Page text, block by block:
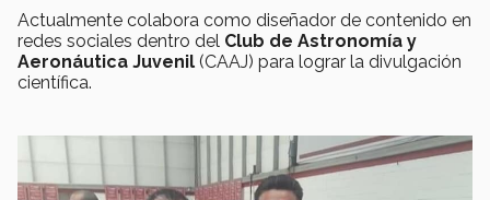
Actualmente colabora como diseñador de contenido en
redes sociales dentro del Club de Astronomía y
Aeronáutica Juvenil (CAAJ) para lograr la divulgación
científica.